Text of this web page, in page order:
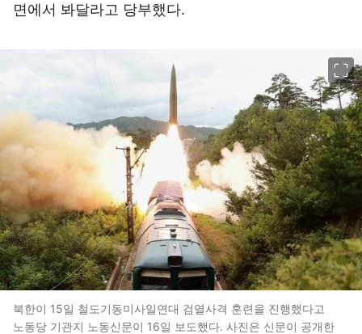
면에서 봐달라고 당부했다.
북한이 15일 철도기동미사일연대 검열사격 훈련을 진행했다고
노동당 기관지 노동신문이 16일 보도했다. 사진은 신문이 공개한